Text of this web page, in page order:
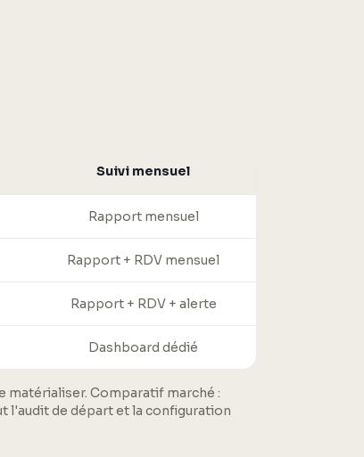
Suivi mensuel
Rapport mensuel
Rapport + RDV mensuel
Rapport + RDV + alerte
Dashboard dédié
matérialiser. Comparatif marché :
l'audit de départ et la configuration